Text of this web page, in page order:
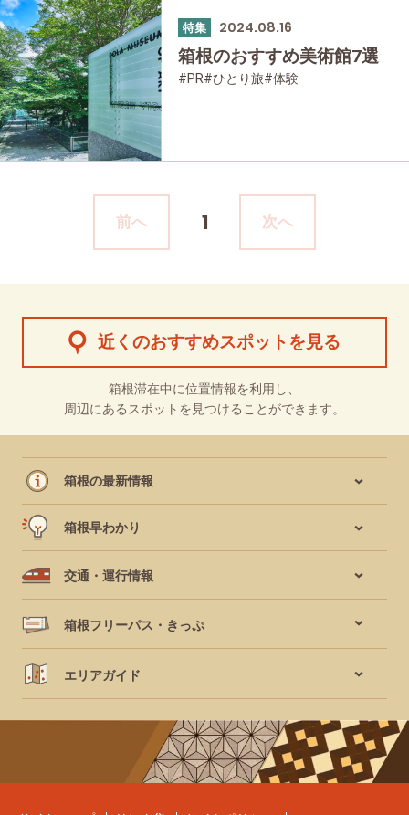
特集 2024.08.16
箱根のおすすめ美術館7選
#PR#ひとり旅#体験
前へ 1 次へ
近くのおすすめスポットを見る
箱根滞在中に位置情報を利用し、
周辺にあるスポットを見つけることができます。
箱根の最新情報
箱根早わかり
交通・運行情報
箱根フリーパス・きっぷ
エリアガイド